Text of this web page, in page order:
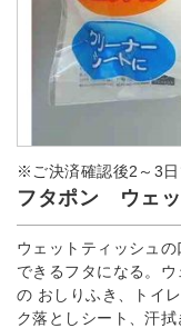
※ご決済確認後2～3
フタポン ウェ
ウェットティッシュ
できるフタになる。
の おしりふき、トイ
ク落としシート、汗拭